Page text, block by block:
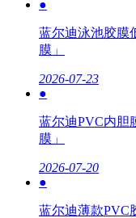
●
蓝尔迪泳池胶膜
膜」
2026-07-23
●
蓝尔迪PVC内胆
膜」
2026-07-20
●
蓝尔迪薄款PVC